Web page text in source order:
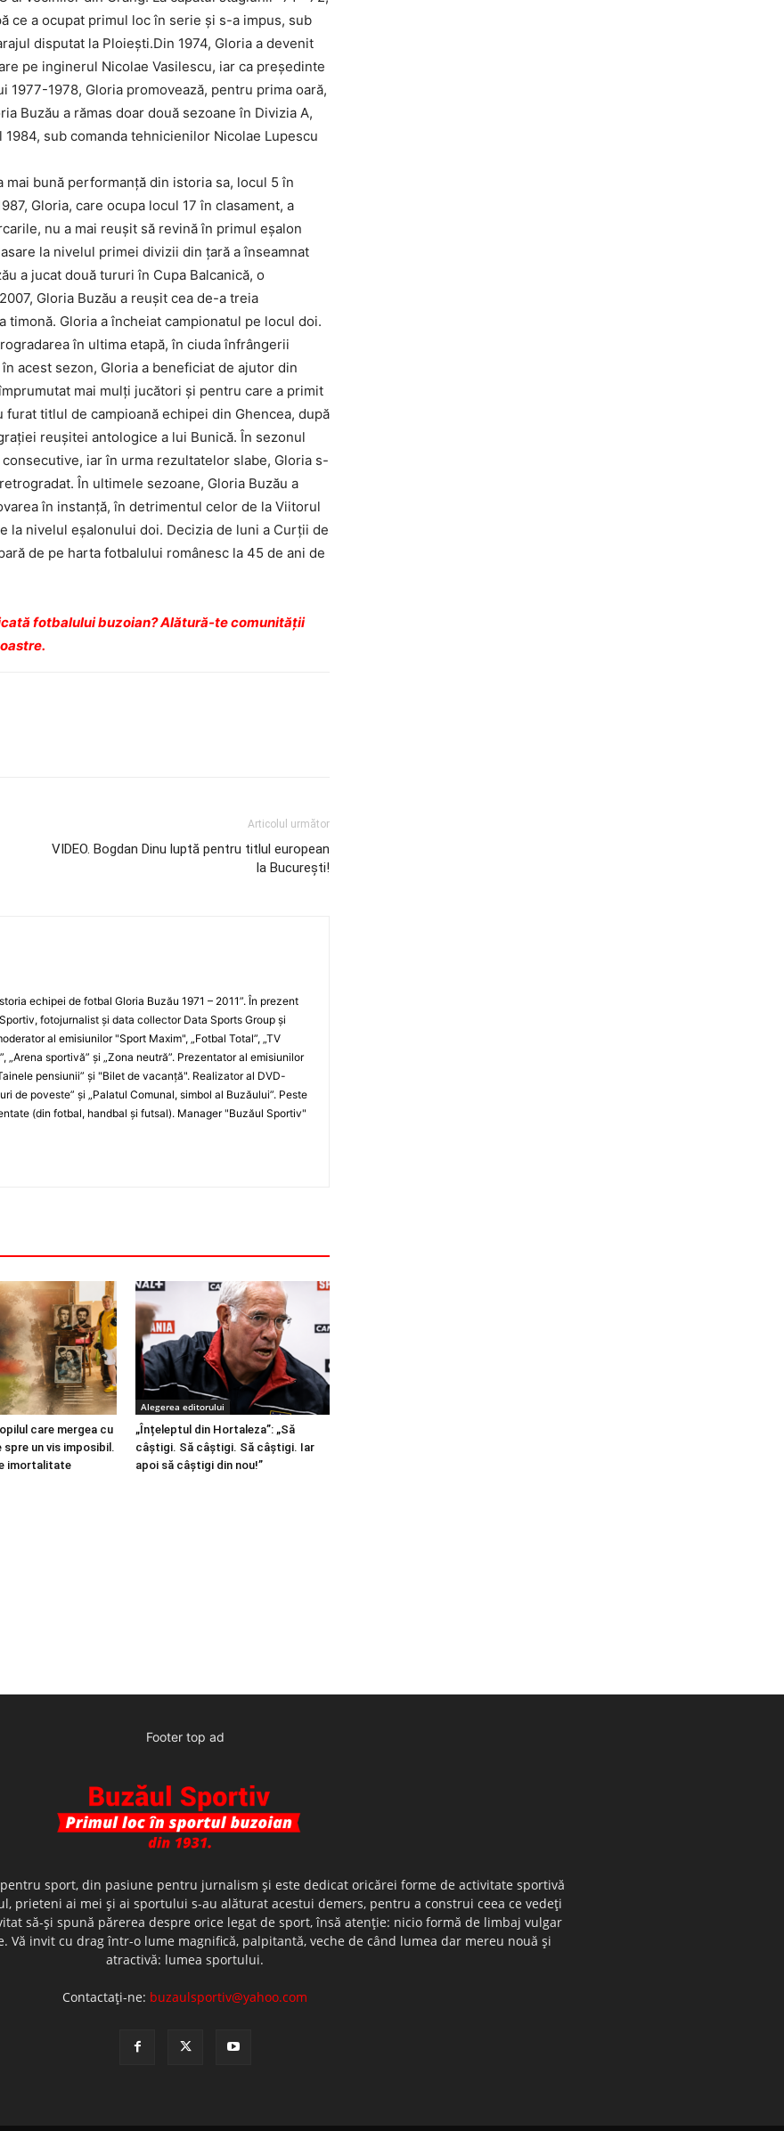
ce a ocupat primul loc în serie şi s-a impus, sub
disputat la Ploieşti.Din 1974, Gloria a devenit
pe inginerul Nicolae Vasilescu, iar ca președinte
1977-1978, Gloria promovează, pentru prima oară,
Buzău a rămas doar două sezoane în Divizia A,
sub comanda tehnicienilor Nicolae Lupescu
bună performanță din istoria sa, locul 5 în
Gloria, care ocupa locul 17 în clasament, a
nu a mai reușit să revină în primul eșalon
la nivelul primei divizii din ţară a înseamnat
a jucat două tururi în Cupa Balcanică, o
Gloria Buzău a reușit cea de-a treia
timonă. Gloria a încheiat campionatul pe locul doi.
în ultima etapă, în ciuda înfrângerii
acest sezon, Gloria a beneficiat de ajutor din
mai mulți jucători și pentru care a primit
titlul de campioană echipei din Ghencea, după
reuşitei antologice a lui Bunică. În sezonul
iar în urma rezultatelor slabe, Gloria s-
În ultimele sezoane, Gloria Buzău a
în instanţă, în detrimentul celor de la Viitorul
la nivelul eşalonului doi. Decizia de luni a Curţii de
de pe harta fotbalului românesc la 45 de ani de
fotbalului buzoian? Alătură-te comunității
Articolul următor
VIDEO. Bogdan Dinu luptă pentru titlul european
la Bucureşti!
echipei de fotbal Gloria Buzău 1971 – 2011”. În prezent
fotojurnalist şi data collector Data Sports Group şi
al emisiunilor "Sport Maxim", „Fotbal Total”, „TV
„Arena sportivă” şi „Zona neutră”. Prezentator al emisiunilor
pensiunii” şi "Bilet de vacanţă". Realizator al DVD-
de poveste” şi „Palatul Comunal, simbol al Buzăului”. Peste
(din fotbal, handbal şi futsal). Manager "Buzăul Sportiv"
care mergea cu
un vis imposibil.
imortalitate
Alegerea editorului
„Înțeleptul din Hortaleza”: „Să
câștigi. Să câștigi. Să câștigi. Iar
apoi să câștigi din nou!”
Footer top ad
sport, din pasiune pentru jurnalism şi este dedicat oricărei forme de activitate sportivă
prieteni ai mei şi ai sportului s-au alăturat acestui demers, pentru a construi ceea ce vedeţi
să-şi spună părerea despre orice legat de sport, însă atenţie: nicio formă de limbaj vulgar
Vă invit cu drag într-o lume magnifică, palpitantă, veche de când lumea dar mereu nouă şi
atractivă: lumea sportului.
Contactați-ne: buzaulsportiv@yahoo.com